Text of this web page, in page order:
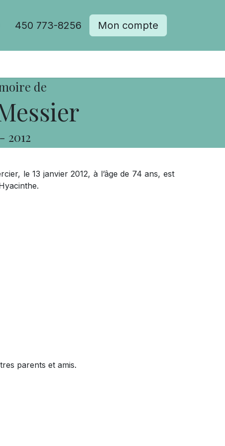
450 773-8256 Mon compte
de
- 2012
le 13 janvier 2012, à l’âge de 74 ans, est
parents et amis.